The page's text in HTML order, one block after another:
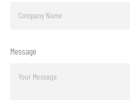
Message